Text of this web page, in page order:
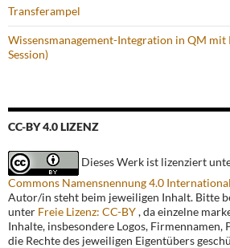
Transferampel
Wissensmanagement-Integration in QM
Session)
CC-BY 4.0 LIZENZ
Dieses Werk ist lizenziert
Commons Namensnennung 4.0
Autor/in steht beim jeweiligen Inhalt. Bitte
unter Freie Lizenz: CC-BY, da einzelne
Inhalte, insbesondere Logos,
die Rechte des jeweiligen Eigentübers